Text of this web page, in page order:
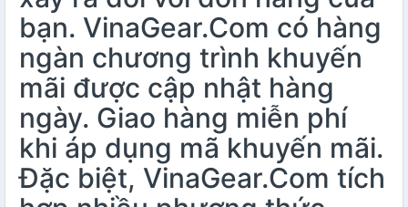
bạn. VinaGear.Com có hàng
ngàn chương trình khuyến
mãi được cập nhật hàng
ngày. Giao hàng miễn phí
khi áp dụng mã khuyến mãi.
Đặc biệt, VinaGear.Com tích